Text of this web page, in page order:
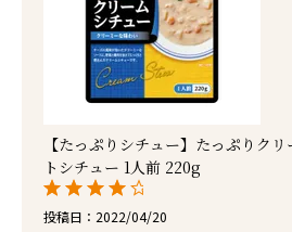
【たっぷりシチュー】たっぷりク
トシチュー 1人前 220g
投稿日 2022/04/20